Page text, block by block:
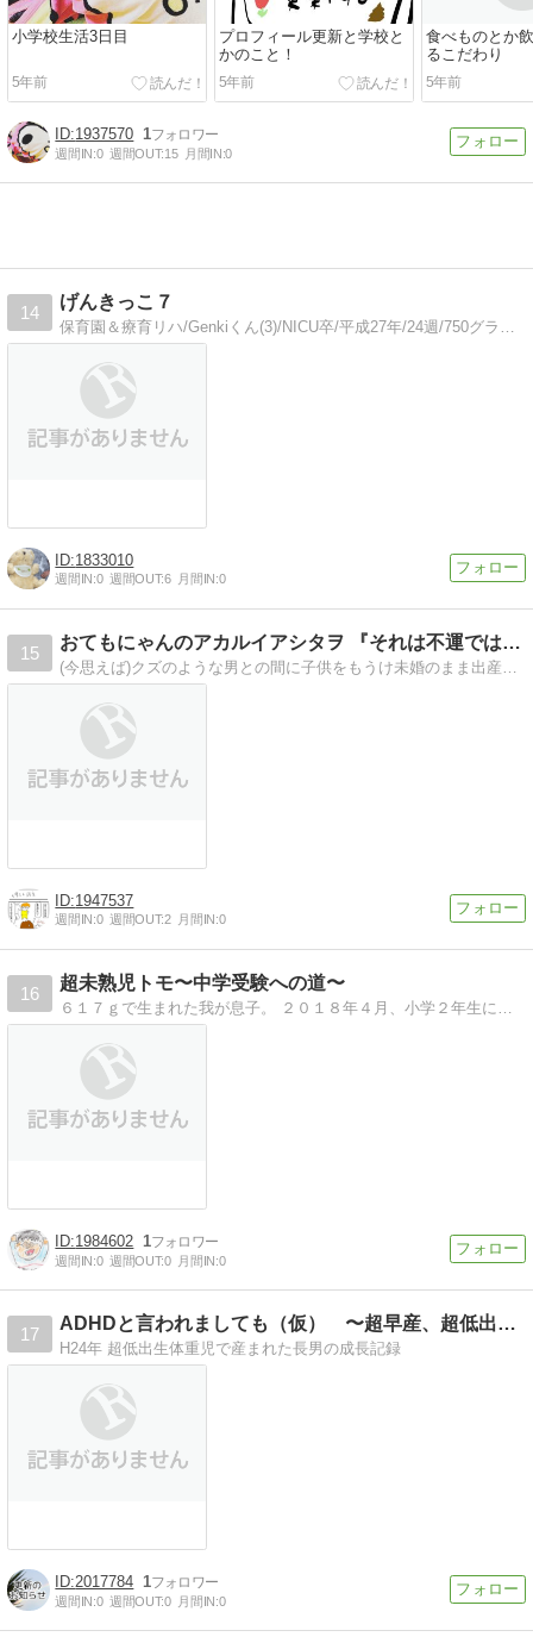
小学校生活3日目
5年前
プロフィール更新と学校と
かのこと！
5年前
食べものとか
るこだわり
5年前
1937570 1
週間IN:0 週間OUT:15 月間IN:0
14
げんきっこ７
1833010
週間IN:0 週間OUT:6 月間IN:0
15
おてもにゃんのアカルイアシタヲ 『それは不運ではない、…
1947537
週間IN:0 週間OUT:2 月間IN:0
16
超未熟児トモ〜中学受験への道〜
1984602 1
週間IN:0 週間OUT:0 月間IN:0
17
ADHDと言われましても（仮） 〜超早産、超低出生体重児〜
H24年 超低出生体重児で産まれた長男の成長記録
2017784 1
週間IN:0 週間OUT:0 月間IN:0